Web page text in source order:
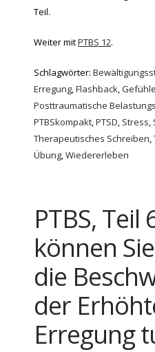
Teil.
Weiter mitPTBS 12.
Schlagwörter:
Erregung,Flashback,Gefühle
Posttraumatische
PTBSkompakt,PTSD, Stress,
Therapeutisches Schreiben,
Übung,Wiedererleben
PTBS, Teil
können
die
der
Erregung